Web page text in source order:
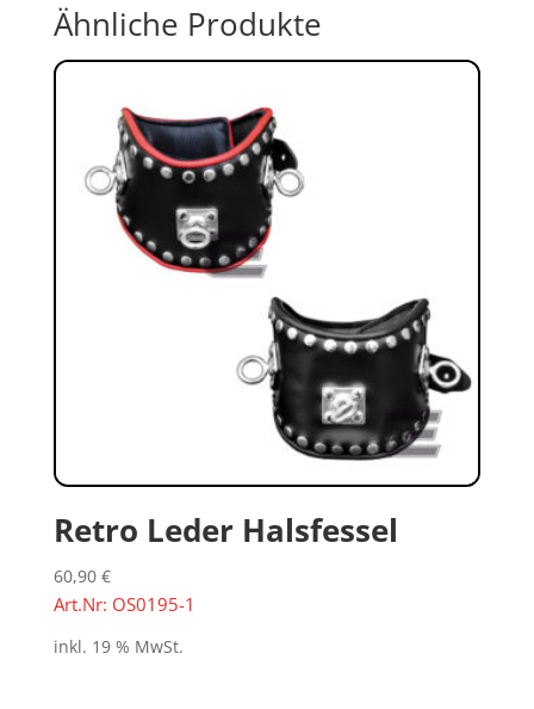
Ähnliche Produkte
Retro Leder Halsfessel
60,90 €
Art.Nr: OS0195-1
inkl. 19 % MwSt.